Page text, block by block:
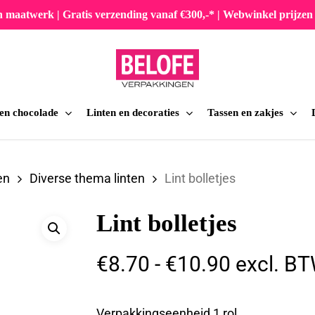
maatwerk | Gratis verzending vanaf €300,-* | Webwinkel
chocolade Linten en decoraties Tassen en zakjes
Diverse thema linten Lint bolletjes
Lint bolletjes
€8.70 - €10.90
tot
excl.